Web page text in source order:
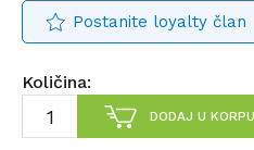
Postanite loyalty član
Količina:
DODAJ U KORPU